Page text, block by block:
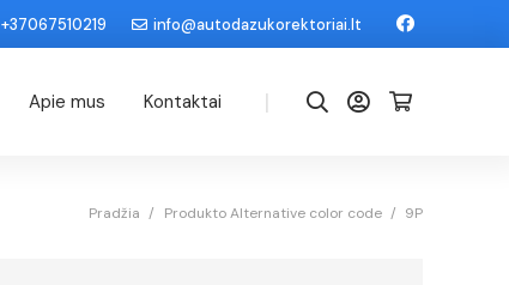
+37067510219 info@autodazukorektoriai.lt
Apie mus Kontaktai |
Pradžia / Produkto Alternative color code / 9P